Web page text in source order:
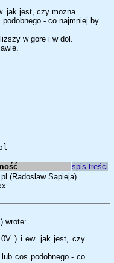
jak jest, czy mozna
- co najmniej by
w gore i w dol.
spis treści
(Radoslaw Sapieja)
wrote:
) i ew. jak jest, czy
cos podobnego - co